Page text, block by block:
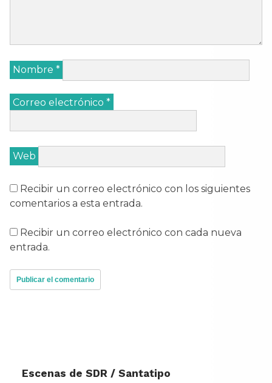
Nombre *
Correo electrónico *
Web
Recibir un correo electrónico con los siguientes
comentarios a esta entrada.
Recibir un correo electrónico con cada nueva
entrada.
Escenas de SDR / Santatipo